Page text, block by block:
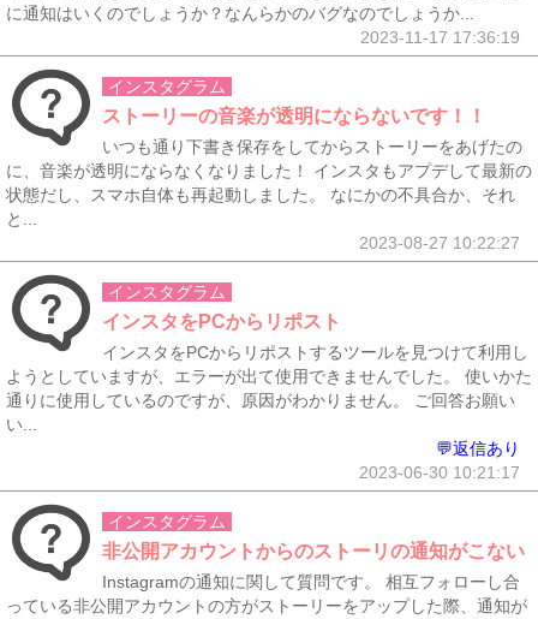
に通知はいくのでしょうか？なんらかのバグなのでしょうか...
2023-11-17 17:36:19
インスタグラム
ストーリーの音楽が透明にならないです！！
いつも通り下書き保存をしてからストーリーをあげたの
に、音楽が透明にならなくなりました！ インスタもアプデして最新の
状態だし、スマホ自体も再起動しました。 なにかの不具合か、それ
と...
2023-08-27 10:22:27
インスタグラム
インスタをPCからリポスト
インスタをPCからリポストするツールを見つけて利用し
ようとしていますが、エラーが出て使用できませんでした。 使いかた
通りに使用しているのですが、原因がわかりません。 ご回答お願い
い...
💬返信あり
2023-06-30 10:21:17
インスタグラム
非公開アカウントからのストーリの通知がこない
Instagramの通知に関して質問です。 相互フォローし合
っている非公開アカウントの方がストーリーをアップした際、通知が